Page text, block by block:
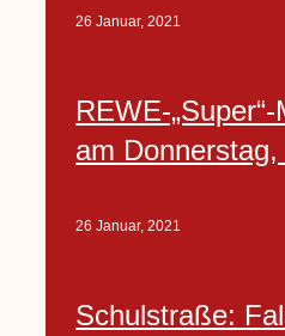
26 Januar, 2021
REWE-
am
26 Januar, 2021
Schulstraße: